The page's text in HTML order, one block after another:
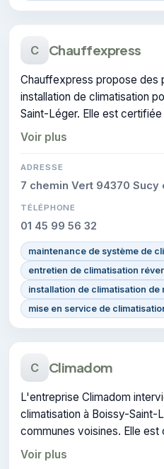
C Chauffexpress
Chauffexpress propose des
installation de climatisation
Saint-Léger. Elle est
sur les interventions réalisées.
Voir plus
ADRESSE
7 chemin Vert 94370 Sucy
TÉLÉPHONE
01 45 99 56 32
maintenance de système de
entretien de climatisation
installation de climatisation de
mise en service de
C Climadom
L'entreprise Climadom
climatisation à Boissy-Saint-
communes voisines. Elle est
de conformité sur les
Voir plus